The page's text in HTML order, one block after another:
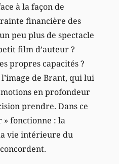
à la façon de
financière des
peu plus de spectacle
film d’auteur ?
propres capacités ?
de Brant, qui lui
en profondeur
prendre. Dans ce
» fonctionne : la
vie intérieure du